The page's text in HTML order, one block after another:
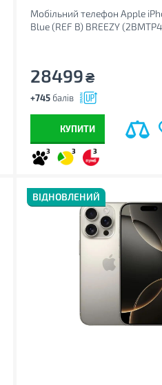
Мобільний телефон Apple
Blue (REF B) BREEZY
28499₴
+745балів
КУПИТИ
3 3 3
ВІДНОВЛЕНИЙ